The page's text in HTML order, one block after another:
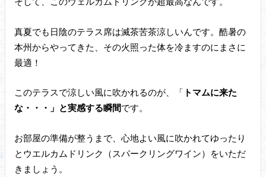
真夏でも日陰のテラス席は滅茶苦茶涼しいんです。酷暑の
本州からやってきた、その火照った体を冷ますのにまさに
最適！
このテラスで涼しい風に吹かれるのが、「 トマムに来た
な・・・」と実感する瞬間です。
お部屋の準備が整うまで、心地よい風に吹かれてゆったり
とウエルカムドリンク（スパークリングワイン）をいただ
きましょう。